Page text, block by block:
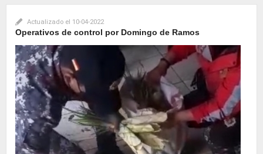
Actualizado el 10-04-2022
Operativos de control por Domingo de Ramos